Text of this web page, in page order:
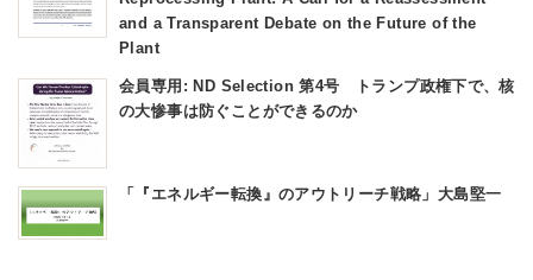
and a Transparent Debate on the Future of the
Plant
会員専用: ND Selection 第4号 トランプ政権下で、核
の大惨事は防ぐことができるのか
「『エネルギー転換』のアウトリーチ戦略」大島堅一